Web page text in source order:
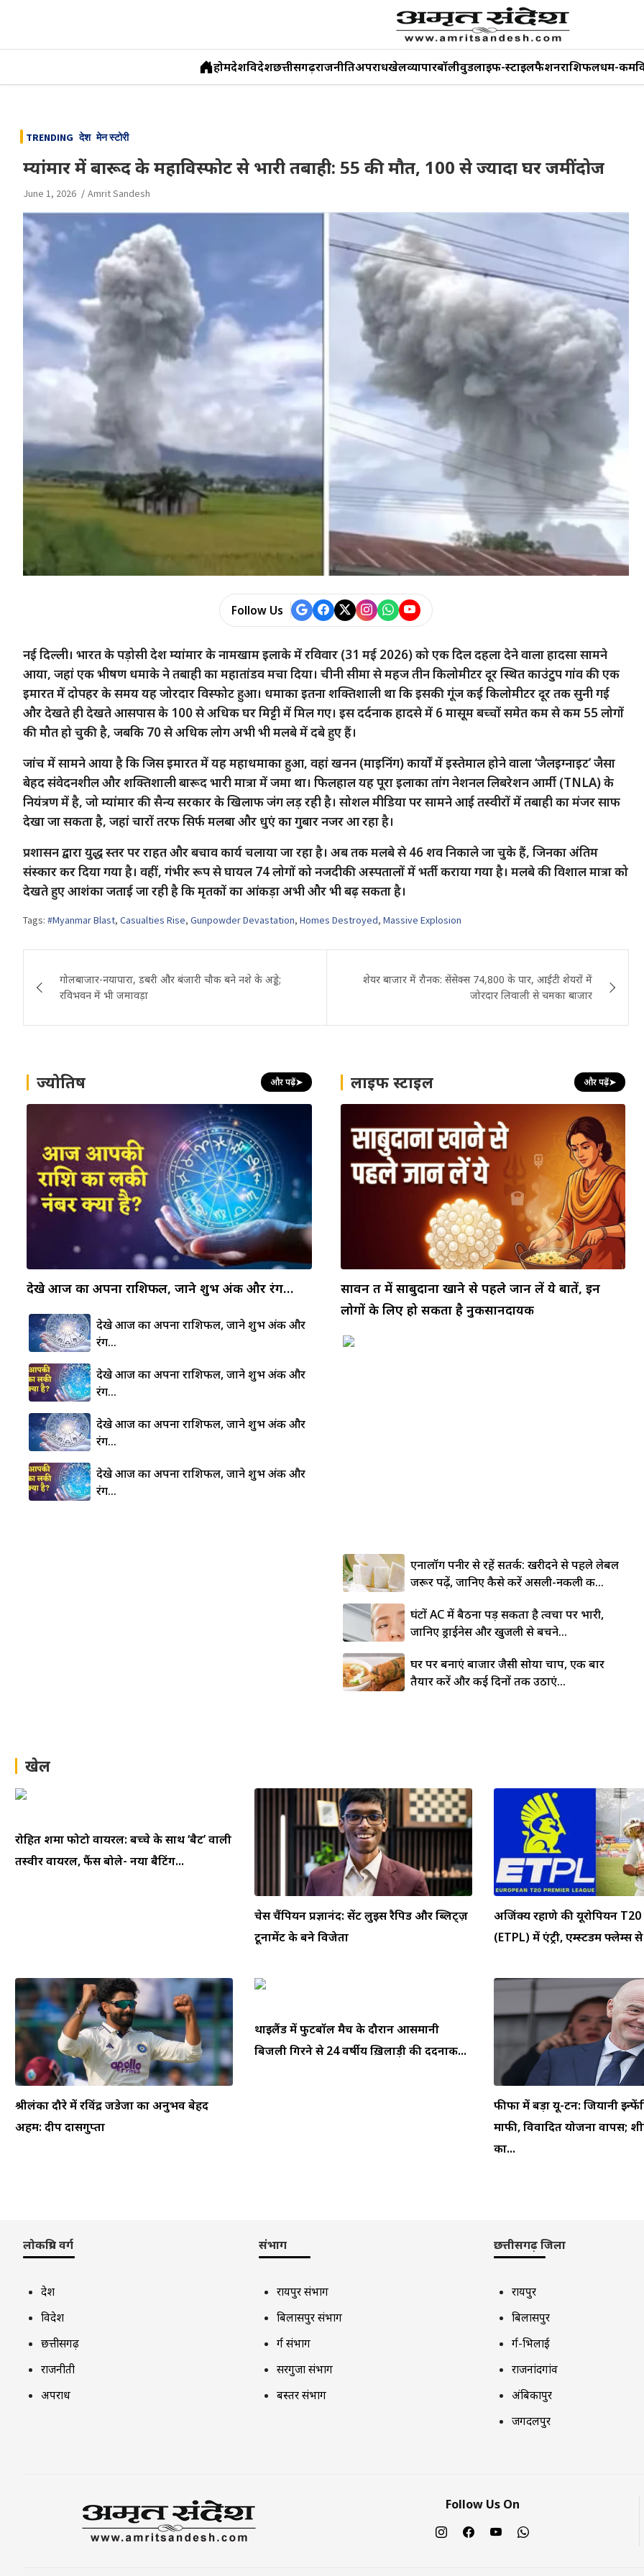
content
होमदेशविदेशछत्तीसगढ़राजनीतिअपराधखेलव्यापारबॉलीवुडलाइफ-स्टाइलफैशनराशिफलधर्म-कर्म
TRENDING देश मेन स्टोरी
म्यांमार में बारूद के महाविस्फोट से भारी तबाही: 55 की मौत, 100 से ज्यादा घर जमींदोज
June 1, 2026 Amrit Sandesh
Follow Us
नई दिल्ली। भारत के पड़ोसी देश म्यांमार के नामखाम इलाके में रविवार (31 मई 2026) को एक दिल दहला देने वाला हादसा सामने
आया, जहां एक भीषण धमाके ने तबाही का महातांडव मचा दिया। चीनी सीमा से महज तीन किलोमीटर दूर स्थित काउंटुप गांव की एक
इमारत में दोपहर के समय यह जोरदार विस्फोट हुआ। धमाका इतना शक्तिशाली था कि इसकी गूंज कई किलोमीटर दूर तक सुनी गई
और देखते ही देखते आसपास के 100 से अधिक घर मिट्टी में मिल गए। इस दर्दनाक हादसे में 6 मासूम बच्चों समेत कम से कम 55 लोगों
की मौत हो चुकी है, जबकि 70 से अधिक लोग अभी भी मलबे में दबे हुए हैं।
जांच में सामने आया है कि जिस इमारत में यह महाधमाका हुआ, वहां खनन (माइनिंग) कार्यों में इस्तेमाल होने वाला ‘जैलइग्नाइट’ जैसा
बेहद संवेदनशील और शक्तिशाली बारूद भारी मात्रा में जमा था। फिलहाल यह पूरा इलाका तांग नेशनल लिबरेशन आर्मी (TNLA) के
नियंत्रण में है, जो म्यांमार की सैन्य सरकार के खिलाफ जंग लड़ रही है। सोशल मीडिया पर सामने आई तस्वीरों में तबाही का मंजर साफ
देखा जा सकता है, जहां चारों तरफ सिर्फ मलबा और धुएं का गुबार नजर आ रहा है।
प्रशासन द्वारा युद्ध स्तर पर राहत और बचाव कार्य चलाया जा रहा है। अब तक मलबे से 46 शव निकाले जा चुके हैं, जिनका अंतिम
संस्कार कर दिया गया है। वहीं, गंभीर रूप से घायल 74 लोगों को नजदीकी अस्पतालों में भर्ती कराया गया है। मलबे की विशाल मात्रा को
देखते हुए आशंका जताई जा रही है कि मृतकों का आंकड़ा अभी और भी बढ़ सकता है।
Tags: #Myanmar Blast, Casualties Rise, Gunpowder Devastation, Homes Destroyed, Massive Explosion
navigation
गोलबाजार-नयापारा, डबरी और बंजारी चौक बने नशे के अड्डे;
रविभवन में भी जमावड़ा
शेयर बाजार में रौनक: सेंसेक्स 74,800 के पार, आईटी शेयरों में
जोरदार लिवाली से चमका बाजार
ज्योतिष और पढ़ें➤
देखे आज का अपना राशिफल, जाने शुभ अंक और रंग…
देखे आज का अपना राशिफल, जाने शुभ अंक और
रंग…
देखे आज का अपना राशिफल, जाने शुभ अंक और
रंग…
देखे आज का अपना राशिफल, जाने शुभ अंक और
रंग…
देखे आज का अपना राशिफल, जाने शुभ अंक और
रंग…
लाइफ स्टाइल और पढ़ें➤
सावन व्रत में साबुदाना खाने से पहले जान लें ये बातें, इन
लोगों के लिए हो सकता है नुकसानदायक
एनालॉग पनीर से रहें सतर्क: खरीदने से पहले लेबल
जरूर पढ़ें, जानिए कैसे करें असली-नकली की...
घंटों AC में बैठना पड़ सकता है त्वचा पर भारी,
जानिए ड्राईनेस और खुजली से बचने...
घर पर बनाएं बाजार जैसी सोया चाप, एक बार
तैयार करें और कई दिनों तक उठाएं...
खेल
रोहित शर्मा फोटो वायरल: बच्चे के साथ ‘बैट’ वाली
तस्वीर वायरल, फैंस बोले- नया बैटिंग...
चेस चैंपियन प्रज्ञानंद: सेंट लुइस रैपिड और ब्लिट्ज़
टूर्नामेंट के बने विजेता
अजिंक्य रहाणे की यूरोपियन T20
(ETPL) में एंट्री, एम्स्टर्डम फ्लेम्स
श्रीलंका दौरे में रविंद्र जडेजा का अनुभव बेहद
अहम: दीप दासगुप्ता
थाईलैंड में फुटबॉल मैच के दौरान आसमानी
बिजली गिरने से 24 वर्षीय ख़िलाड़ी की दर्दनाक...
फीफा में बड़ा यू-टर्न: जियानी
माफी, विवादित योजना वापस;
का...
लोकप्रिय वर्ग
देश
विदेश
छत्तीसगढ़
राजनीती
अपराध
संभाग
रायपुर संभाग
बिलासपुर संभाग
दुर्ग संभाग
सरगुजा संभाग
बस्तर संभाग
छत्तीसगढ़ जिला
रायपुर
बिलासपुर
दुर्ग-भिलाई
राजनांदगांव
अंबिकापुर
जगदलपुर
Follow Us On